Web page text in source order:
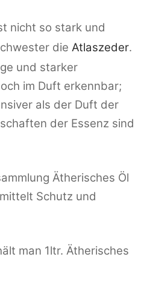
nicht so stark und
die Atlaszeder.
und starker
im Duft erkennbar;
als der Duft der
der Essenz sind
Ätherisches Öl
Schutz und
man 1ltr. Ätherisches